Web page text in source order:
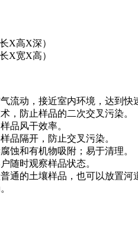
X高X深）
X宽X高）
流动，接近室内环境，达到快
，防止样品的二次交叉污染。
品风干效率。
品隔开，防止交叉污染。
蚀和有机物吸附；易于清理。
随时观察样品状态。
通的土壤样品，也可以放置河